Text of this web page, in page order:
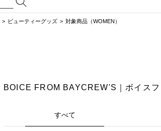
ビューティーグッズ 対象商品（WOMEN）
BOICE FROM BAYCREW'S｜ボイス
すべて